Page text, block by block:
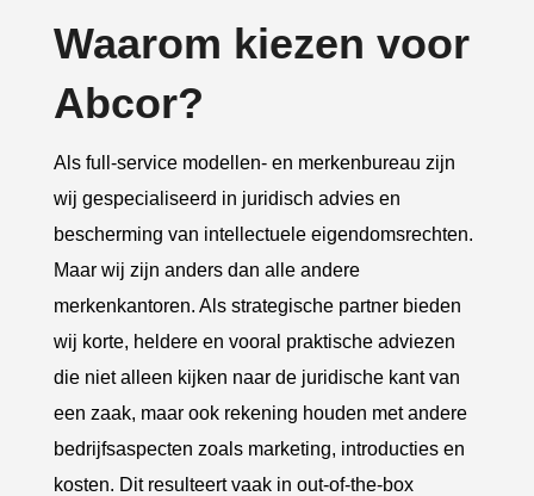
Waarom kiezen voor
Abcor?
Als full-service modellen- en merkenbureau zijn
wij gespecialiseerd in juridisch advies en
bescherming van intellectuele eigendomsrechten.
Maar wij zijn anders dan alle andere
merkenkantoren. Als strategische partner bieden
wij korte, heldere en vooral praktische adviezen
die niet alleen kijken naar de juridische kant van
een zaak, maar ook rekening houden met andere
bedrijfsaspecten zoals marketing, introducties en
kosten. Dit resulteert vaak in out-of-the-box